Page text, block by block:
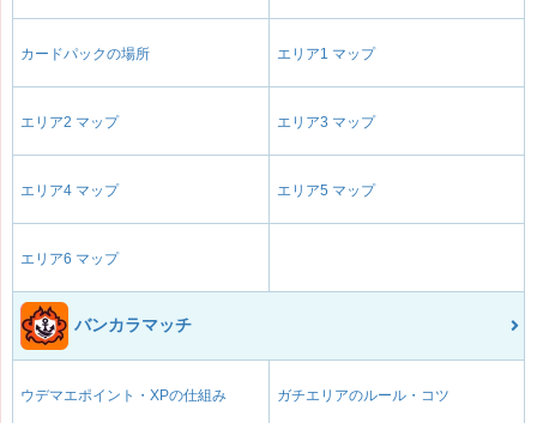
カードパックの場所 エリア1 マップ
エリア2 マップ エリア3 マップ
エリア4 マップ エリア5 マップ
エリア6 マップ
バンカラマッチ
ウデマエポイント・XPの仕組み ガチエリアのルール・コツ